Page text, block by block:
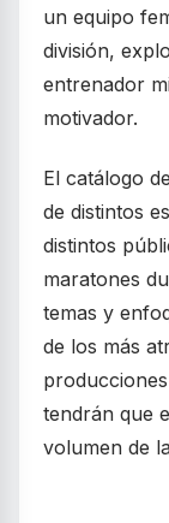
un equipo
división,
entrenador
motivador.
El catálogo
de distintos
distintos
maratones
temas y
de los más
tendrán que
volumen de